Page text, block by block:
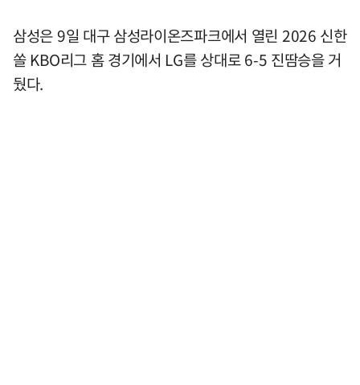
삼성은 9일 대구 삼성라이온즈파크에서 열린 2026 신한
쏠 KBO리그 홈 경기에서 LG를 상대로 6-5 진땀승을 거
뒀다.